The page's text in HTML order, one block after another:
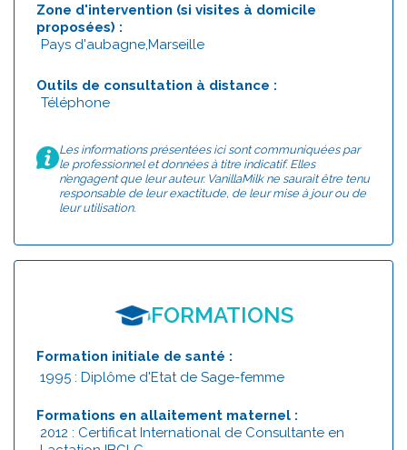
Zone d'intervention (si visites à domicile
proposées) :
Pays d'aubagne,Marseille
Outils de consultation à distance :
Téléphone
Les informations présentées ici sont communiquées par
le professionnel et données à titre indicatif. Elles
n’engagent que leur auteur. VanillaMilk ne saurait être tenu
responsable de leur exactitude, de leur mise à jour ou de
leur utilisation.
FORMATIONS
Formation initiale de santé :
1995 : Diplôme d'Etat de Sage-femme
Formations en allaitement maternel :
2012 : Certificat International de Consultante en